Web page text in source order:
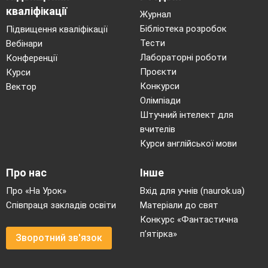
Танець гномів
Ведуча: Залишилась Білосніжка разом з
своїми гномами.
І сталося так, що гості прийшли до нас
святкувати новий рік до однієї найгарнішої
ялинки. Давайте заспіваймо пісню і
Пісня Новорічний хоровод
Ну що діти, а зараз вже прийшов
Дід Мороз
Дід Мороз
До зали заходить снігуронька
Добрий день мої малята,
Гарні хлопчики й дівчата!
кваліфікації
Підвищення кваліфікації
Вебінари
Конференції
Курси
Вектор
Журнал
Бібліотека розробок
Тести
Лабораторні роботи
Проєкти
Конкурси
Олімпіади
Штучний інтелект для
вчителів
Курси англійської мови
Про нас
Про «На Урок»
Співпраця закладів освіти
Зворотний зв'язок
Інше
Вхід для учнів (naurok.ua)
Матеріали до свят
Конкурс «Фантастична
п’ятірка»